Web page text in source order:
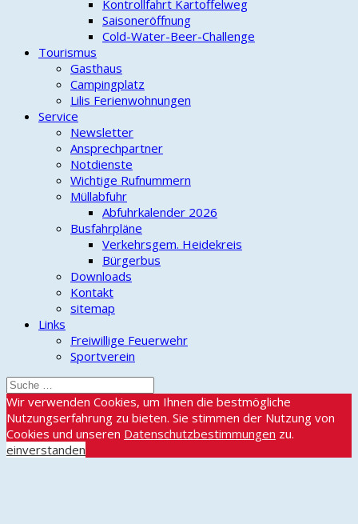
Kontrollfahrt Kartoffelweg
Saisoneröffnung
Cold-Water-Beer-Challenge
Tourismus
Gasthaus
Campingplatz
Lilis Ferienwohnungen
Service
Newsletter
Ansprechpartner
Notdienste
Wichtige Rufnummern
Müllabfuhr
Abfuhrkalender 2026
Busfahrpläne
Verkehrsgem. Heidekreis
Bürgerbus
Downloads
Kontakt
sitemap
Links
Freiwillige Feuerwehr
Sportverein
Wir verwenden Cookies, um Ihnen die bestmögliche
Nutzungserfahrung zu bieten. Sie stimmen der Nutzung von
Cookies und unseren Datenschutzbestimmungen zu.
einverstanden